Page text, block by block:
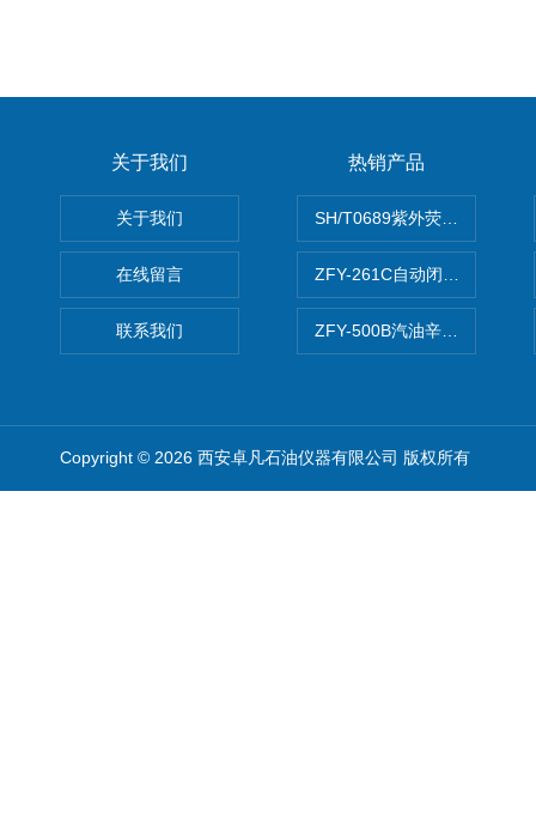
关于我们
关于我们
在线留言
联系我们
热销产品
SH/T0689紫外荧光测硫仪
ZFY-261C自动闭口闪点测定
ZFY-500B汽油辛烷值测定仪
Copyright © 2026 西安卓凡石油仪器有限公司 版权所有